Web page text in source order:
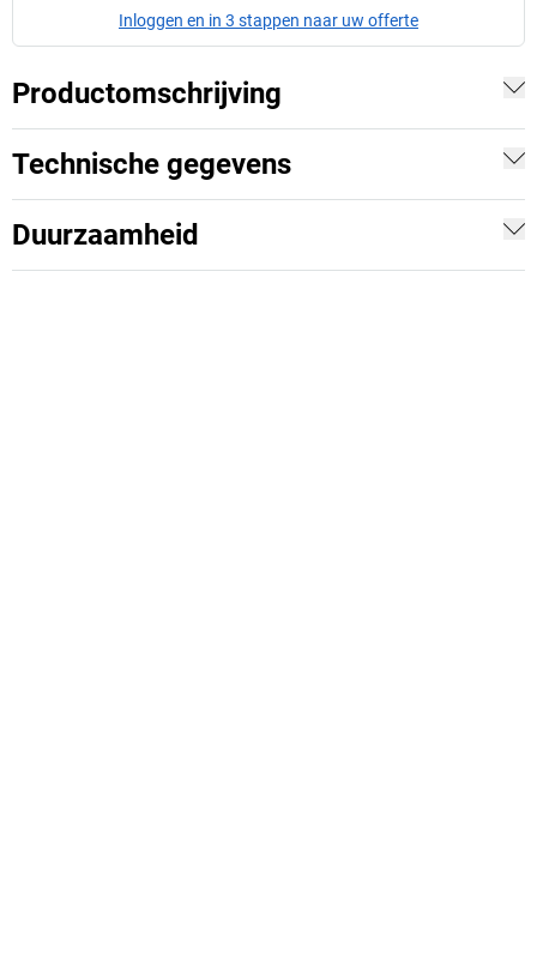
Inloggen en in 3 stappen naar uw offerte
Productomschrijving
Technische gegevens
Duurzaamheid